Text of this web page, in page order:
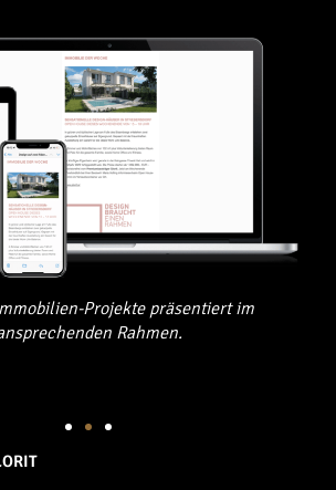
Projekte präsentiert im
Rahmen.